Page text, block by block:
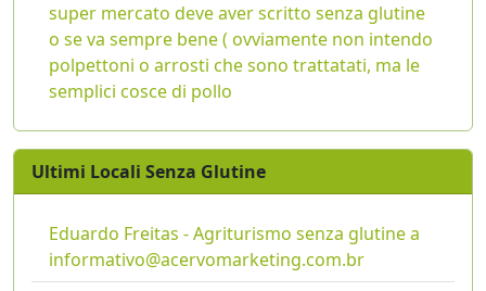
super mercato deve aver scritto senza glutine
o se va sempre bene ( ovviamente non intendo
polpettoni o arrosti che sono trattatati, ma le
semplici cosce di pollo
Ultimi Locali Senza Glutine
Eduardo Freitas - Agriturismo senza glutine a
informativo@acervomarketing.com.br